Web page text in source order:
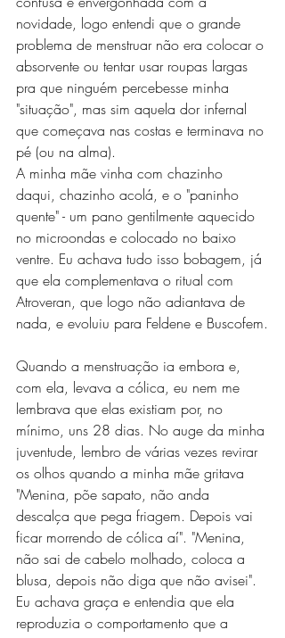
novidade, logo entendi que o grande
problema de menstruar não era colocar o
absorvente ou tentar usar roupas largas
pra que ninguém percebesse minha
"situação", mas sim aquela dor infernal
que começava nas costas e terminava no
pé (ou na alma).
A minha mãe vinha com chazinho
daqui, chazinho acolá, e o "paninho
quente" - um pano gentilmente aquecido
no microondas e colocado no baixo
ventre. Eu achava tudo isso bobagem, já
que ela complementava o ritual com
Atroveran, que logo não adiantava de
nada, e evoluiu para Feldene e Buscofem.
Quando a menstruação ia embora e,
com ela, levava a cólica, eu nem me
lembrava que elas existiam por, no
mínimo, uns 28 dias. No auge da minha
juventude, lembro de várias vezes revirar
os olhos quando a minha mãe gritava
"Menina, põe sapato, não anda
descalça que pega friagem. Depois vai
ficar morrendo de cólica aí". "Menina,
não sai de cabelo molhado, coloca a
blusa, depois não diga que não avisei".
Eu achava graça e entendia que ela
reproduzia o comportamento que a